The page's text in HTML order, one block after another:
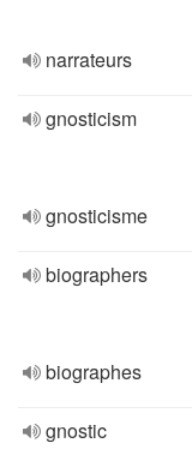
narrateurs
gnosticism
gnosticisme
biographers
biographes
gnostic